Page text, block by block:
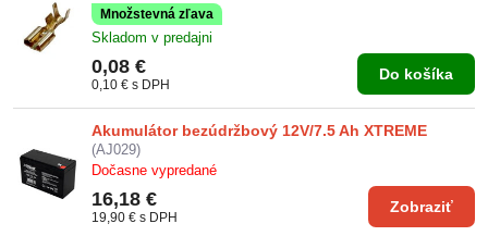
Množstevná zľava
Skladom v predajni
0,08 €
0,10 € s DPH
Do košíka
Akumulátor bezúdržbový 12V/7.5 Ah XTREME
(AJ029)
Dočasne vypredané
16,18 €
19,90 € s DPH
Zobraziť